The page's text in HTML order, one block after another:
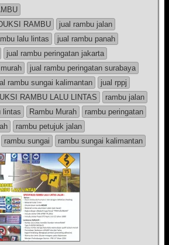
RAMBU
jual rambu jalan
lalu lintas
jual rambu panah
jual rambu peringatan jakarta
jual rambu peringatan surabaya
rambu sungai kalimantan
jual rppj
RAMBU LALU LINTAS
rambu jalan
lintas Rambu Murah
rambu peringatan
rambu petujuk jalan
rambu sungai rambu sungai kalimantan